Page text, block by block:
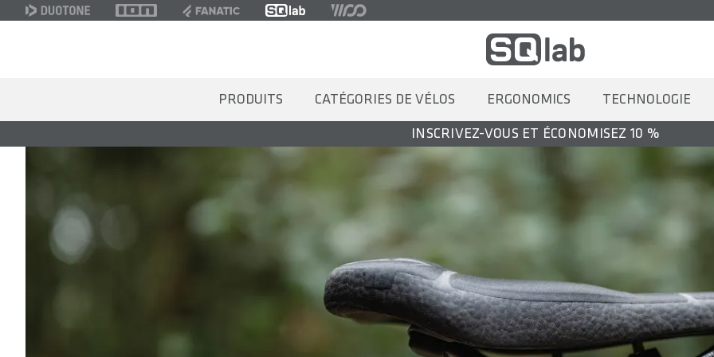
PRODUITS CATÉGORIES DE VÉLOS ERGONOMICS TECHNOLOGIE
INSCRIVEZ-VOUS ET ÉCONOMISEZ 10 %